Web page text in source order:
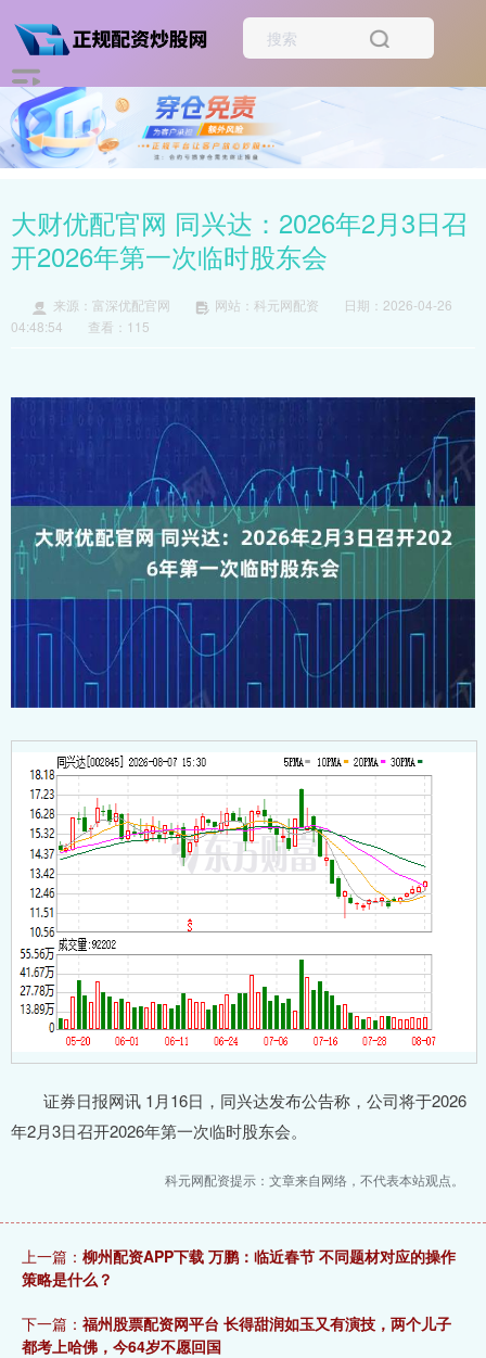
大财优配官网 同兴达：2026年2月3日召
开2026年第一次临时股东会
来源：富深优配官网 网站：科元网配资
日期：2026-04-26
04:48:54
查看：115
证券日报网讯 1月16日，同兴达发布公告称，公司将于2026
年2月3日召开2026年第一次临时股东会。
科元网配资提示：文章来自网络，不代表本站观点。
上一篇： 柳州配资APP下载 万鹏：临近春节 不同题材对应的操作
策略是什么？
下一篇： 福州股票配资网平台 长得甜润如玉又有演技，两个儿子
都考上哈佛，今64岁不愿回国